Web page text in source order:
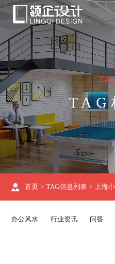
TAG
首页 > TAG信息列表 > 上海
线设计
办公风水 行业资讯 问答